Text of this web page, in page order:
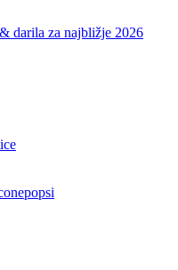
darila za najbližje 2026